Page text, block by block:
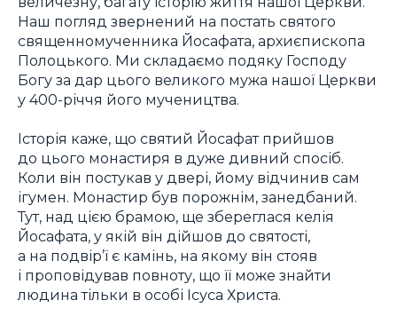
Наш погляд звернений на постать святого
священномученника Йосафата, архиєпископа
Полоцького. Ми складаємо подяку Господу
Богу за дар цього великого мужа нашої Церкви
у 400-річчя його мучеництва.
Історія каже, що святий Йосафат прийшов
до цього монастиря в дуже дивний спосіб.
Коли він постукав у двері, йому відчинив сам
ігумен. Монастир був порожнім, занедбаний.
Тут, над цією брамою, ще збереглася келія
Йосафата, у якій він дійшов до святості,
а на подвір’ї є камінь, на якому він стояв
і проповідував повноту, що її може знайти
людина тільки в особі Ісуса Христа.